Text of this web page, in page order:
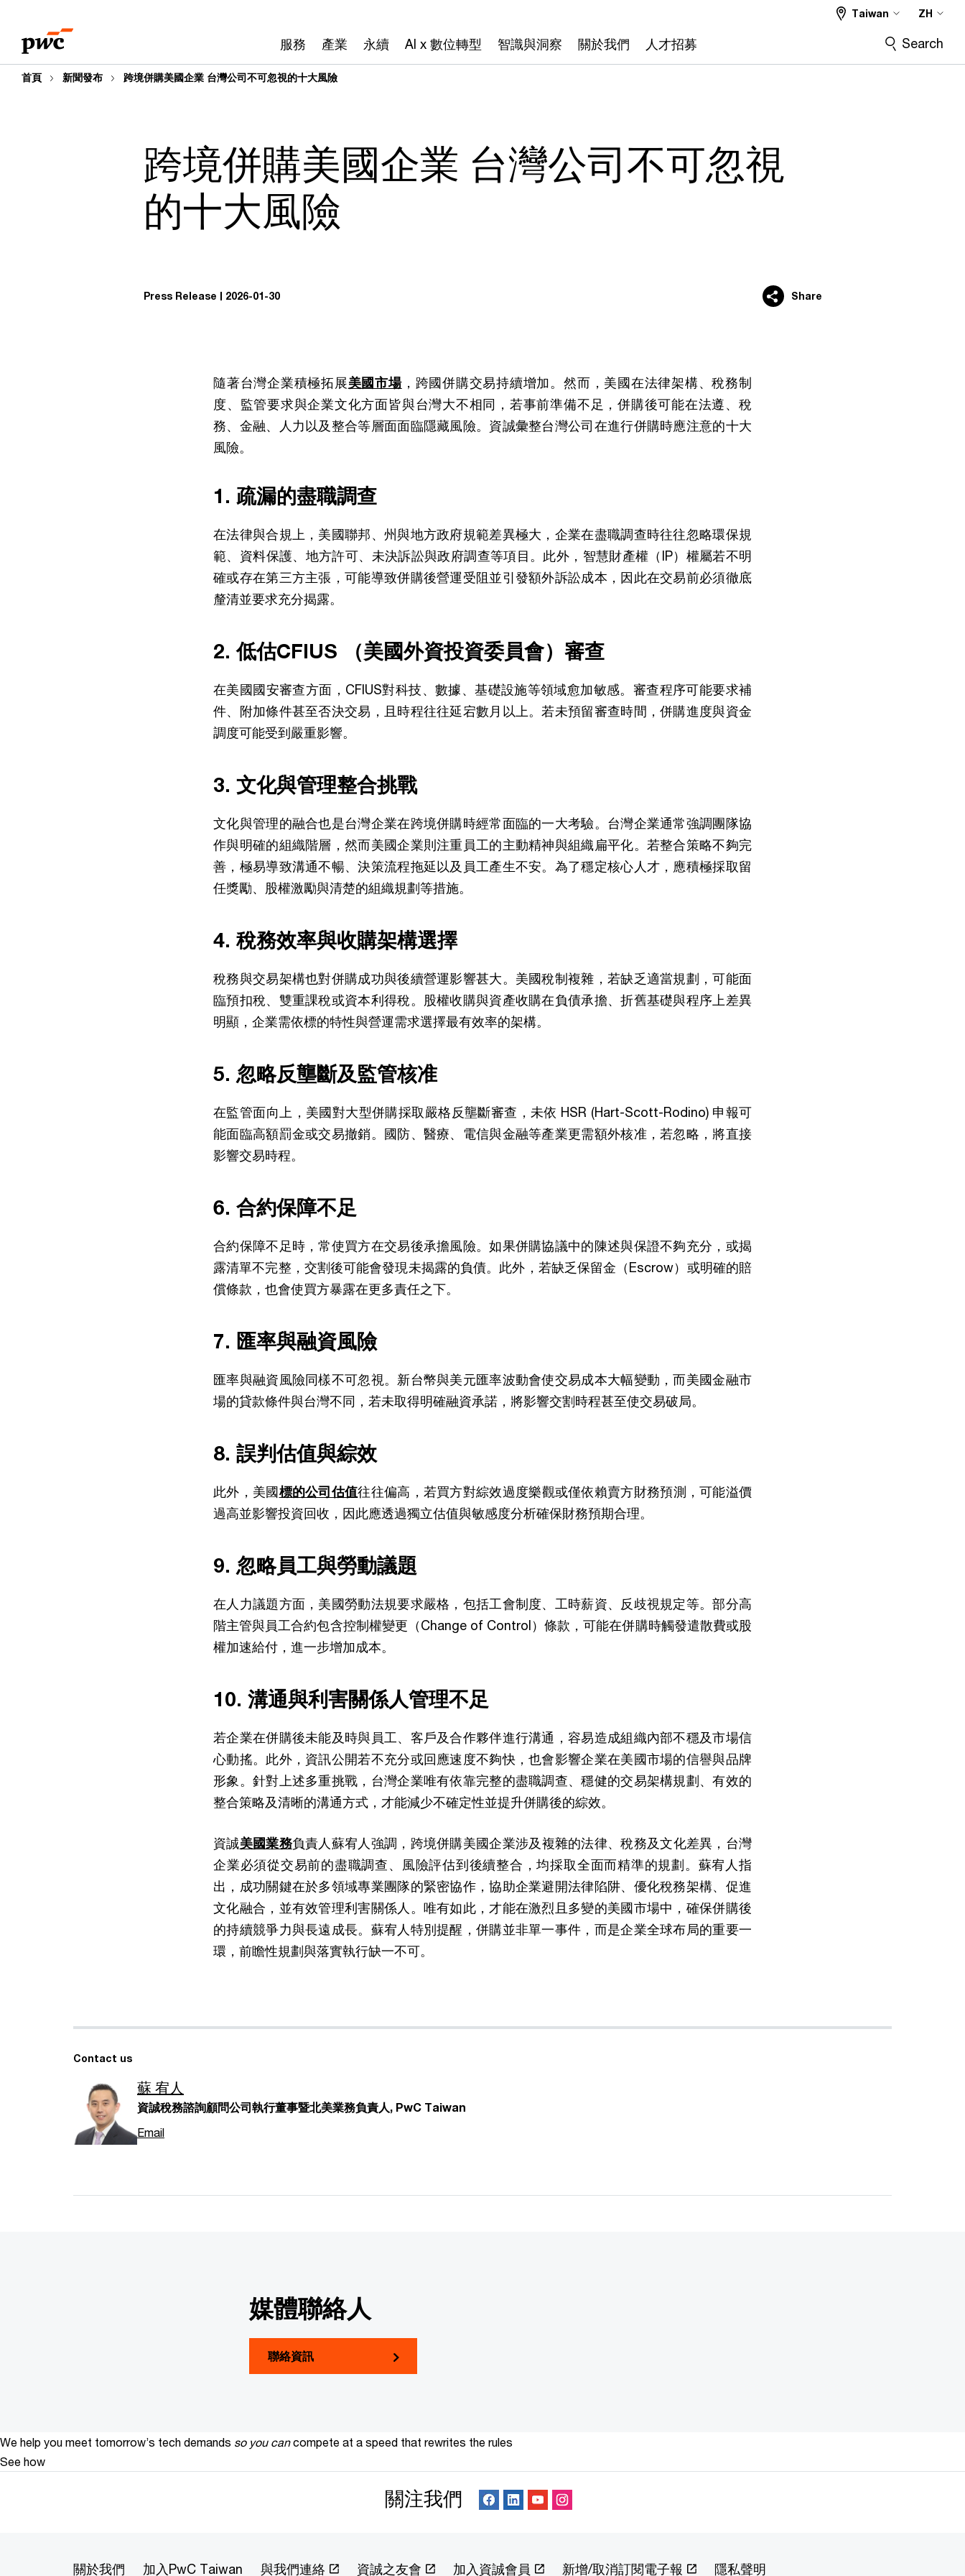
content
footer
服務 產業 永續 AI x 數位轉型 智識與洞察 關於我們 人才招募
Taiwan ZH
Search
首頁 新聞發布 跨境併購美國企業 台灣公司不可忽視的十大風險
跨境併購美國企業 台灣公司不可忽視
的十大風險
Press Release 2026-01-30 Share
隨著台灣企業積極拓展美國市場，跨國併購交易持續增加。然而，美國在法律架構、稅務制
度、監管要求與企業文化方面皆與台灣大不相同，若事前準備不足，併購後可能在法遵、稅
務、金融、人力以及整合等層面面臨隱藏風險。資誠彙整台灣公司在進行併購時應注意的十大
風險。
1. 疏漏的盡職調查
在法律與合規上，美國聯邦、州與地方政府規範差異極大，企業在盡職調查時往往忽略環保規
範、資料保護、地方許可、未決訴訟與政府調查等項目。此外，智慧財產權（IP）權屬若不明
確或存在第三方主張，可能導致併購後營運受阻並引發額外訴訟成本，因此在交易前必須徹底
釐清並要求充分揭露。
2. 低估CFIUS （美國外資投資委員會）審查
在美國國安審查方面，CFIUS對科技、數據、基礎設施等領域愈加敏感。審查程序可能要求補
件、附加條件甚至否決交易，且時程往往延宕數月以上。若未預留審查時間，併購進度與資金
調度可能受到嚴重影響。
3. 文化與管理整合挑戰
文化與管理的融合也是台灣企業在跨境併購時經常面臨的一大考驗。台灣企業通常強調團隊協
作與明確的組織階層，然而美國企業則注重員工的主動精神與組織扁平化。若整合策略不夠完
善，極易導致溝通不暢、決策流程拖延以及員工產生不安。為了穩定核心人才，應積極採取留
任獎勵、股權激勵與清楚的組織規劃等措施。
4. 稅務效率與收購架構選擇
稅務與交易架構也對併購成功與後續營運影響甚大。美國稅制複雜，若缺乏適當規劃，可能面
臨預扣稅、雙重課稅或資本利得稅。股權收購與資產收購在負債承擔、折舊基礎與程序上差異
明顯，企業需依標的特性與營運需求選擇最有效率的架構。
5. 忽略反壟斷及監管核准
在監管面向上，美國對大型併購採取嚴格反壟斷審查，未依 HSR (Hart-Scott-Rodino) 申報可
能面臨高額罰金或交易撤銷。國防、醫療、電信與金融等產業更需額外核准，若忽略，將直接
影響交易時程。
6. 合約保障不足
合約保障不足時，常使買方在交易後承擔風險。如果併購協議中的陳述與保證不夠充分，或揭
露清單不完整，交割後可能會發現未揭露的負債。此外，若缺乏保留金（Escrow）或明確的賠
償條款，也會使買方暴露在更多責任之下。
7. 匯率與融資風險
匯率與融資風險同樣不可忽視。新台幣與美元匯率波動會使交易成本大幅變動，而美國金融市
場的貸款條件與台灣不同，若未取得明確融資承諾，將影響交割時程甚至使交易破局。
8. 誤判估值與綜效
此外，美國標的公司估值往往偏高，若買方對綜效過度樂觀或僅依賴賣方財務預測，可能溢價
過高並影響投資回收，因此應透過獨立估值與敏感度分析確保財務預期合理。
9. 忽略員工與勞動議題
在人力議題方面，美國勞動法規要求嚴格，包括工會制度、工時薪資、反歧視規定等。部分高
階主管與員工合約包含控制權變更（Change of Control）條款，可能在併購時觸發遣散費或股
權加速給付，進一步增加成本。
10. 溝通與利害關係人管理不足
若企業在併購後未能及時與員工、客戶及合作夥伴進行溝通，容易造成組織內部不穩及市場信
心動搖。此外，資訊公開若不充分或回應速度不夠快，也會影響企業在美國市場的信譽與品牌
形象。針對上述多重挑戰，台灣企業唯有依靠完整的盡職調查、穩健的交易架構規劃、有效的
整合策略及清晰的溝通方式，才能減少不確定性並提升併購後的綜效。
資誠美國業務負責人蘇宥人強調，跨境併購美國企業涉及複雜的法律、稅務及文化差異，台灣
企業必須從交易前的盡職調查、風險評估到後續整合，均採取全面而精準的規劃。蘇宥人指
出，成功關鍵在於多領域專業團隊的緊密協作，協助企業避開法律陷阱、優化稅務架構、促進
文化融合，並有效管理利害關係人。唯有如此，才能在激烈且多變的美國市場中，確保併購後
的持續競爭力與長遠成長。蘇宥人特別提醒，併購並非單一事件，而是企業全球布局的重要一
環，前瞻性規劃與落實執行缺一不可。
Contact us
蘇 宥人
資誠稅務諮詢顧問公司執行董事暨北美業務負責人, PwC Taiwan
Email
媒體聯絡人
聯絡資訊
We help you meet tomorrow’s tech demands so you can compete at a speed that rewrites the rules
See how
關注我們
關於我們 加入PwC Taiwan 與我們連絡 資誠之友會 加入資誠會員 新增/取消訂閱電子報 隱私聲明